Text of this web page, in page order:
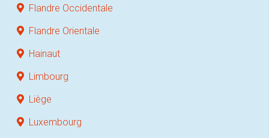
Flandre Occidentale
Flandre Orientale
Hainaut
Limbourg
Liège
Luxembourg